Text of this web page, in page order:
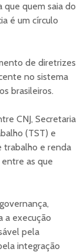
que quem saia do
é um círculo
de diretrizes
no sistema
brasileiros.
CNJ, Secretaria
(TST) e
trabalho e renda
as que
a execução
pela
integração